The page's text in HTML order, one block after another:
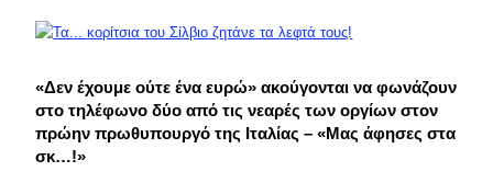
«Δεν έχουμε ούτε ένα ευρώ» ακούγονται να φωνάζουν
στο τηλέφωνο δύο από τις νεαρές των οργίων στον
πρώην πρωθυπουργό της Ιταλίας – «Μας άφησες στα
σκ…!»